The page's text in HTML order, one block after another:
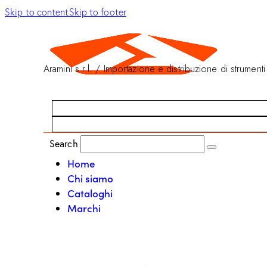
Skip to contentSkip to footer
Aramini s.r.l. / Importazione e distribuzione di strumenti
Search
Home
Chi siamo
Cataloghi
Marchi